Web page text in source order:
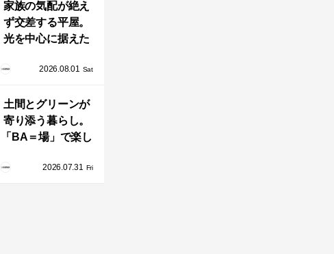
売開始
家族の気配が絶え
ず交差する平屋。
光を中心に据えた
杜」
2026.08.01 Sat
土間とグリーンが
寄り添う暮らし。
「BA＝場」で楽し
な庭「casa
2026.07.31 Fri